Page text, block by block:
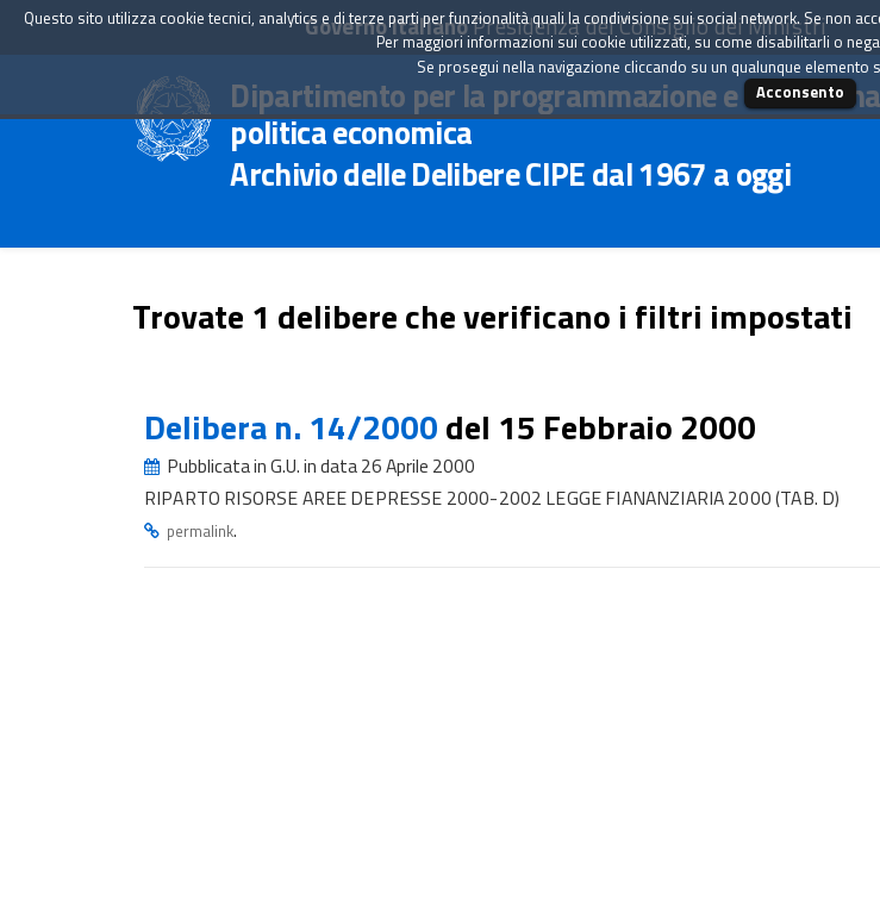
Governo ItalianoPresidenza del Consiglio dei Ministri
Dipartimento per la programmazione e il
politica economica
Archivio delle Delibere CIPE dal 1967 a oggi
Trovate 1 delibere che verificano i filtri impostati
Delibera n. 14/2000del 15 Febbraio 2000
Pubblicata in G.U. in data 26 Aprile 2000
RIPARTO RISORSE AREE DEPRESSE 2000-2002 LEGGE FIANANZIARIA 2000 (TAB. D)
permalink.
Questo sito utilizza cookie tecnici, analytics e di terze parti per funzionalità quali la condivisione sui social network. Se non
Per maggiori informazioni sui cookie utilizzati, su come disabilitarli o
Se prosegui nella navigazione cliccando su un qualunque
Acconsento